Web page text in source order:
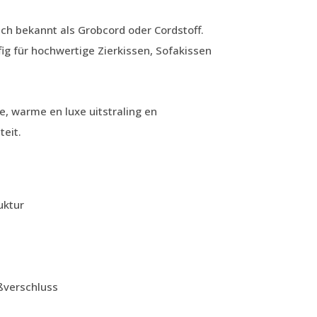
bekannt als Grobcord oder Cordstoff.
für hochwertige Zierkissen, Sofakissen
warme en luxe uitstraling en